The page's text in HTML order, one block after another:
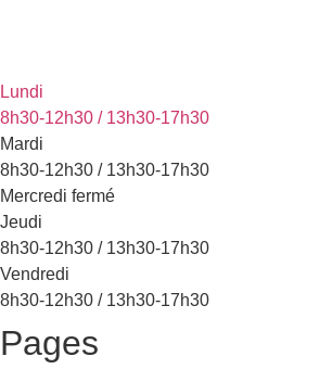
Lundi
8h30-12h30 / 13h30-17h30
Mardi
8h30-12h30 / 13h30-17h30
Mercredi fermé
Jeudi
8h30-12h30 / 13h30-17h30
Vendredi
8h30-12h30 / 13h30-17h30
Pages